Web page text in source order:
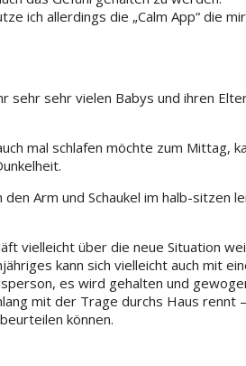
ich allerdings die „Calm App“ die
sehr vielen Babys und ihren
mal schlafen möchte zum Mittag,
Arm und Schaukel im halb-
vielleicht über die neue Situation
kann sich vielleicht auch mit
es wird gehalten und
mit der Trage durchs Haus
können.